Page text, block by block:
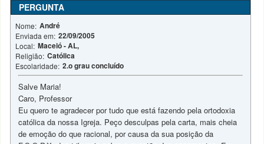
PERGUNTA
Nome: André
Enviada em: 22/09/2005
Local: Maceió - AL,
Religião: Católica
Escolaridade: 2.o grau concluído
Salve Maria!
Caro, Professor
Eu quero te agradecer por tudo que está fazendo pela ortodoxia
católica da nossa Igreja. Peço desculpas pela carta, mais cheia
de emoção do que racional, por causa da sua posição da